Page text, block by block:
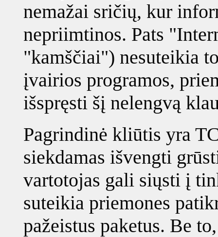
nemažai sričių, kur
nepriimtinos. Pats
"kamščiai") nesuteikia
įvairios programos,
išspręsti šį nelengvą
Pagrindinė kliūtis yra
siekdamas išvengti
vartotojas gali siųsti į
suteikia priemones
pažeistus paketus. Be